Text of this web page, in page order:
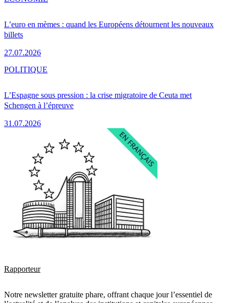
L’euro en mèmes : quand les Européens détournent les nouveaux
billets
27.07.2026
L’Espagne sous pression : la crise migratoire de Ceuta met
Schengen à l’épreuve
31.07.2026
POLITIQUE
Rapporteur
Notre newsletter gratuite phare, offrant chaque jour l’essentiel de